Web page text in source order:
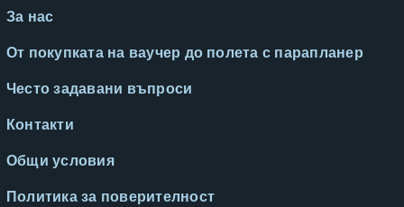
За нас
От покупката на ваучер до полета с парапланер
Често задавани въпроси
Контакти
Общи условия
Политика за поверителност